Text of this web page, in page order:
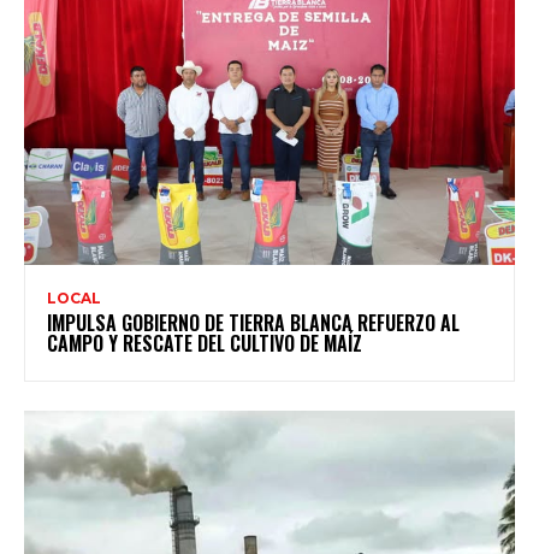
LOCAL
IMPULSA GOBIERNO DE TIERRA BLANCA REFUERZO AL
CAMPO Y RESCATE DEL CULTIVO DE MAÍZ